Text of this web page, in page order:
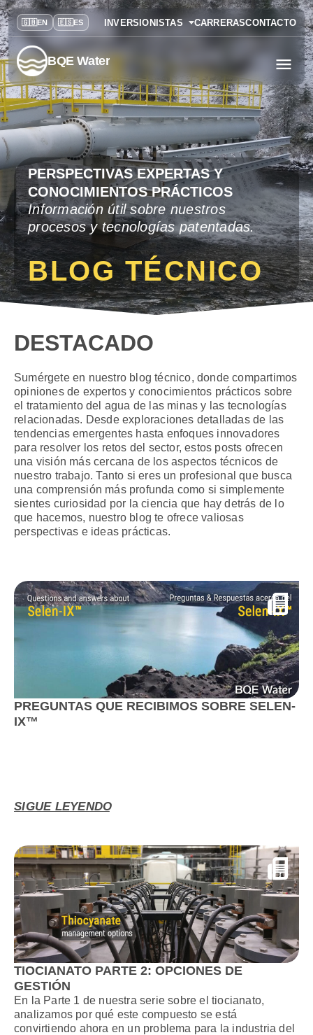
INVERSIONISTAS CARRERASCONTACTO
BQE Water
PERSPECTIVAS EXPERTAS Y
CONOCIMIENTOS PRÁCTICOS
Información útil sobre nuestros
procesos y tecnologías patentadas.
BLOG TÉCNICO
DESTACADO
Sumérgete en nuestro blog técnico, donde compartimos
opiniones de expertos y conocimientos prácticos sobre
el tratamiento del agua de las minas y las tecnologías
relacionadas. Desde exploraciones detalladas de las
tendencias emergentes hasta enfoques innovadores
para resolver los retos del sector, estos posts ofrecen
una visión más cercana de los aspectos técnicos de
nuestro trabajo. Tanto si eres un profesional que busca
una comprensión más profunda como si simplemente
sientes curiosidad por la ciencia que hay detrás de lo
que hacemos, nuestro blog te ofrece valiosas
perspectivas e ideas prácticas.
PREGUNTAS QUE RECIBIMOS SOBRE SELEN-
IX™
SIGUE LEYENDO
TIOCIANATO PARTE 2: OPCIONES DE
GESTIÓN
En la Parte 1 de nuestra serie sobre el tiocianato,
analizamos por qué este compuesto se está
convirtiendo ahora en un problema para la industria del